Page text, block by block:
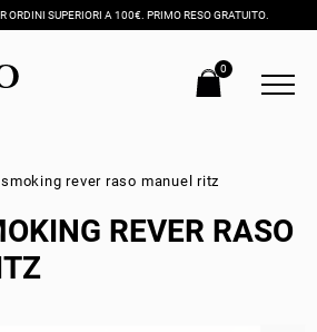
ORDINI SUPERIORI A 100€. PRIMO RESO GRATUITO.
0
rever raso manuel ritz
REVER RASO